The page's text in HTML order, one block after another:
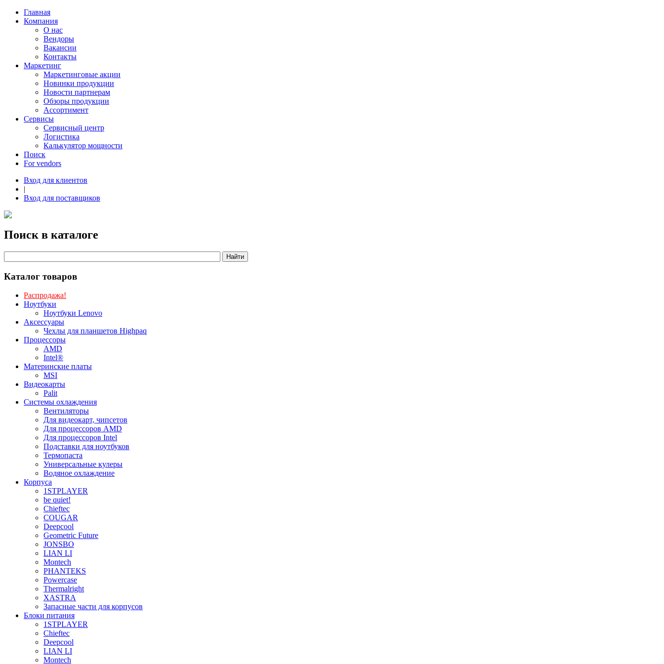
Главная
Компания
О нас
Вендоры
Вакансии
Контакты
Маркетинг
Маркетинговые акции
Новинки продукции
Новости партнерам
Обзоры продукции
Ассортимент
Сервисы
Сервисный центр
Логистика
Калькулятор мощности
Поиск
For vendors
Вход для клиентов
|
Вход для поставщиков
Поиск в каталоге
Каталог товаров
Распродажа!
Ноутбуки
Ноутбуки Lenovo
Аксессуары
Чехлы для планшетов Highpaq
Процессоры
AMD
Intel®
Материнские платы
MSI
Видеокарты
Palit
Системы охлаждения
Вентиляторы
Для видеокарт, чипсетов
Для процессоров AMD
Для процессоров Intel
Подставки для ноутбуков
Термопаста
Универсальные кулеры
Водяное охлаждение
Корпуса
1STPLAYER
be quiet!
Chieftec
COUGAR
Deepcool
Geometric Future
JONSBO
LIAN LI
Montech
PHANTEKS
Powercase
Thermalright
XASTRA
Запасные части для корпусов
Блоки питания
1STPLAYER
Chieftec
Deepcool
LIAN LI
Montech